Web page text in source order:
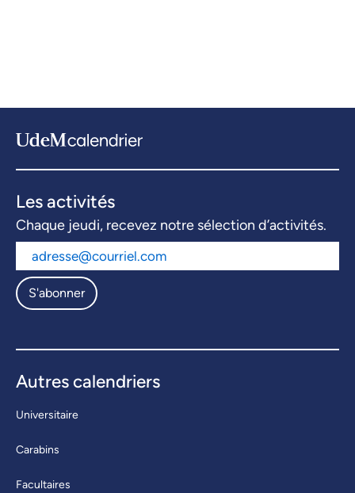
Les activités
Chaque jeudi, recevez notre sélection d’activités.
S'abonner
Autres calendriers
Universitaire
Carabins
Facultaires